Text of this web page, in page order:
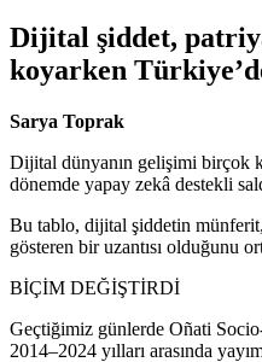
Dijital şiddet,
koyarken
Sarya Toprak
Dijital dünyanın gelişimi birçok
dönemde yapay zekâ destekli
Bu tablo, dijital şiddetin münferit,
gösteren bir uzantısı olduğunu
BİÇİM DEĞİŞTİRDİ
Geçtiğimiz günlerde Oñati
2014–2024 yılları arasında